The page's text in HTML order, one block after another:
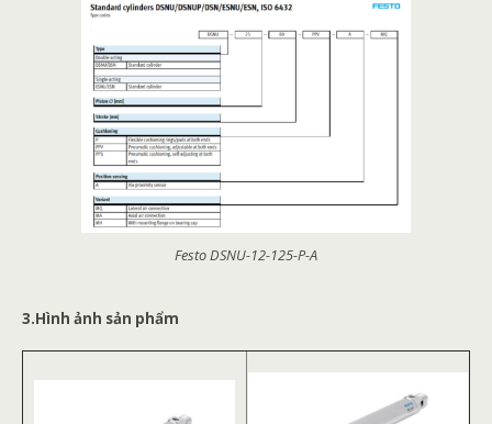
Festo DSNU-12-125-P-A
3.Hình ảnh sản phẩm